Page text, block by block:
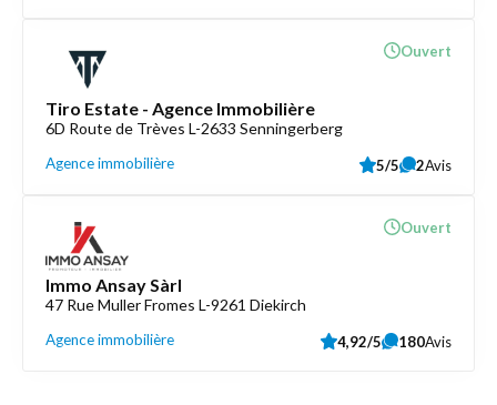
Tiro Estate - Agence Immobilière
6D Route de Trèves L-2633 Senningerberg
Agence immobilière
Ouvert
5/5 2Avis
Immo Ansay Sàrl
47 Rue Muller Fromes L-9261 Diekirch
Agence immobilière
Ouvert
4,92/5 180Avis